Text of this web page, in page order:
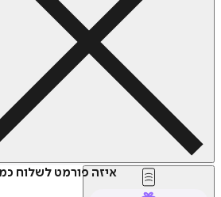
איזה פורמט לשלוח כמתנה?